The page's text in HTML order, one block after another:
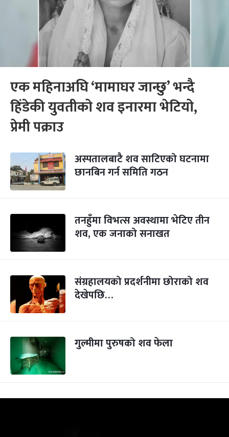
एक महिनाअघि ‘मामाघर जान्छु’ भन्दै
हिंडेकी युवतीको शव इनारमा भेटियो,
प्रेमी पक्राउ
अस्पतालबाटै शव साटिएको घटनामा
छानबिन गर्न समिति गठन
तनहुँमा विभत्स अवस्थामा भेटिए तीन
शव, एक जनाको सनाखत
संग्रहालयको प्रदर्शनीमा छोराको शव
देखेपछि…
गुल्मीमा पुरुषको शव फेला